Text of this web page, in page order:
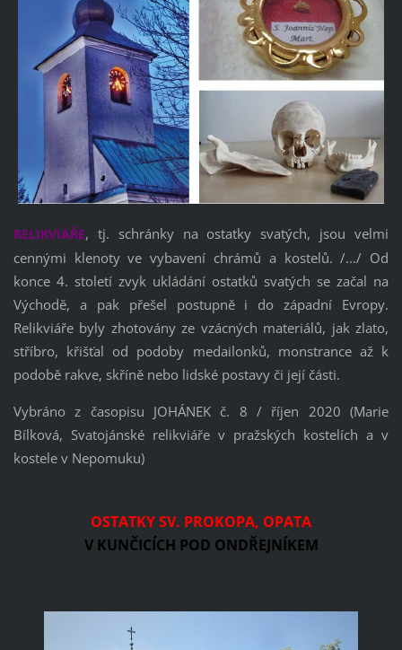
RELIKVIÁŘE, tj. schránky na ostatky svatých, jsou velmi
cennými klenoty ve vybavení chrámů a kostelů. /.../ Od
konce 4. století zvyk ukládání ostatků svatých se začal na
Východě, a pak přešel postupně i do západní Evropy.
Relikviáře byly zhotovány ze vzácných materiálů, jak zlato,
stříbro, křišťal od podoby medailonků, monstrance až k
podobě rakve, skříně nebo lidské postavy či její části.
Vybráno z časopisu JOHÁNEK č. 8 / říjen 2020 (Marie
Bílková, Svatojánské relikviáře v pražských kostelích a v
kostele v Nepomuku)
OSTATKY SV. PROKOPA, OPATA
V KUNČICÍCH POD ONDŘEJNÍKEM